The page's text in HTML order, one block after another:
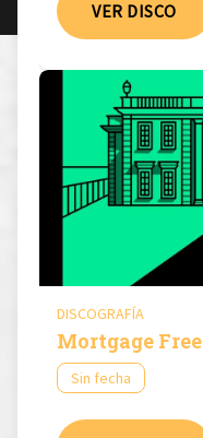
VER DISCO
DISCOGRAFÍA
Mortgage Free
Sin fecha